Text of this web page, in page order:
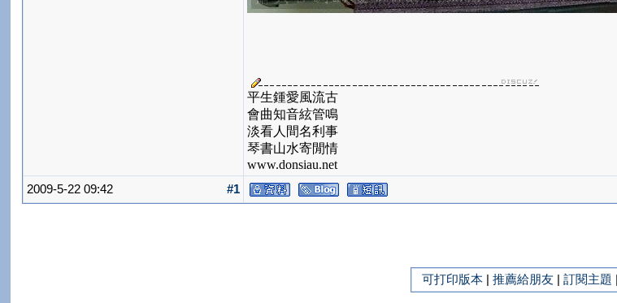
平生鍾愛風流古
會曲知音絃管鳴
淡看人間名利事
琴書山水寄閒情
www.donsiau.net
2009-5-22 09:42
#1
可打印版本| 推薦給朋友| 訂閱主題 |